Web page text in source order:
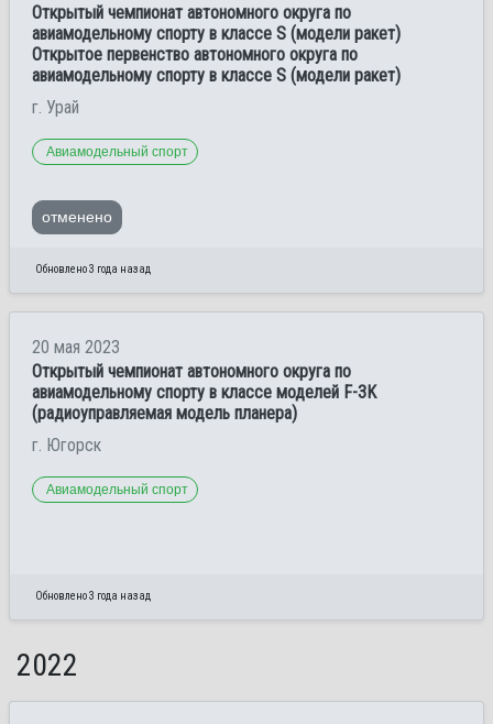
Открытый чемпионат автономного округа по
авиамодельному спорту в классе S (модели ракет)
Открытое первенство автономного округа по
авиамодельному спорту в классе S (модели ракет)
г. Урай
Авиамодельный спорт
отменено
Обновлено 3 года назад
20 мая 2023
Открытый чемпионат автономного округа по
авиамодельному спорту в классе моделей F-3K
(радиоуправляемая модель планера)
г. Югорск
Авиамодельный спорт
Обновлено 3 года назад
2022